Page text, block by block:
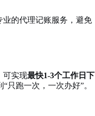
业的代理记账服务，避免
可实现最快1-3个工作日下
只跑一次，一次办好”。